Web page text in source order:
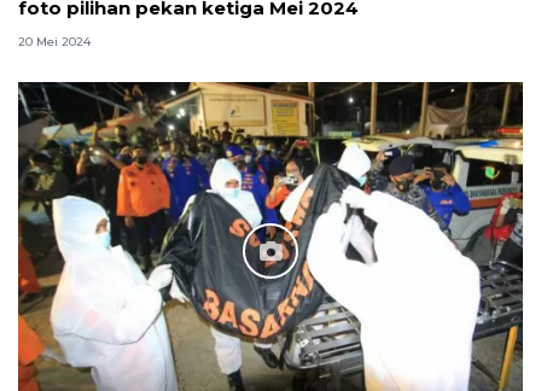
foto pilihan pekan ketiga Mei 2024
20 Mei 2024